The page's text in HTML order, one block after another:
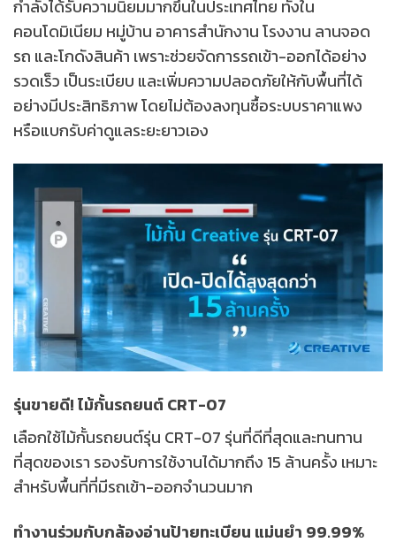
กำลังได้รับความนิยมมากขึ้นในประเทศไทย ทั้งใน
คอนโดมิเนียม หมู่บ้าน อาคารสำนักงาน โรงงาน ลานจอด
รถ และโกดังสินค้า เพราะช่วยจัดการรถเข้า-ออกได้อย่าง
รวดเร็ว เป็นระเบียบ และเพิ่มความปลอดภัยให้กับพื้นที่ได้
อย่างมีประสิทธิภาพ โดยไม่ต้องลงทุนซื้อระบบราคาแพง
หรือแบกรับค่าดูแลระยะยาวเอง
รุ่นขายดี! ไม้กั้นรถยนต์ CRT-07
เลือกใช้ไม้กั้นรถยนต์รุ่น CRT-07 รุ่นที่ดีที่สุดและทนทาน
ที่สุดของเรา รองรับการใช้งานได้มากถึง 15 ล้านครั้ง เหมาะ
สำหรับพื้นที่ที่มีรถเข้า-ออกจำนวนมาก
ทำงานร่วมกับกล้องอ่านป้ายทะเบียน แม่นยำ 99.99%